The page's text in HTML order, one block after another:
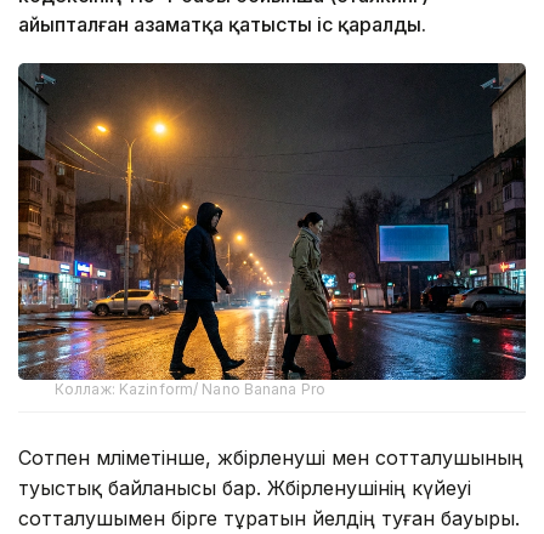
айыпталған азаматқа қатысты іс қаралды.
Коллаж: Kazinform/ Nano Banana Pro
Сотпен мәліметінше, жәбірленуші мен сотталушының
туыстық байланысы бар. Жәбірленушінің күйеуі
сотталушымен бірге тұратын әйелдің туған бауыры.